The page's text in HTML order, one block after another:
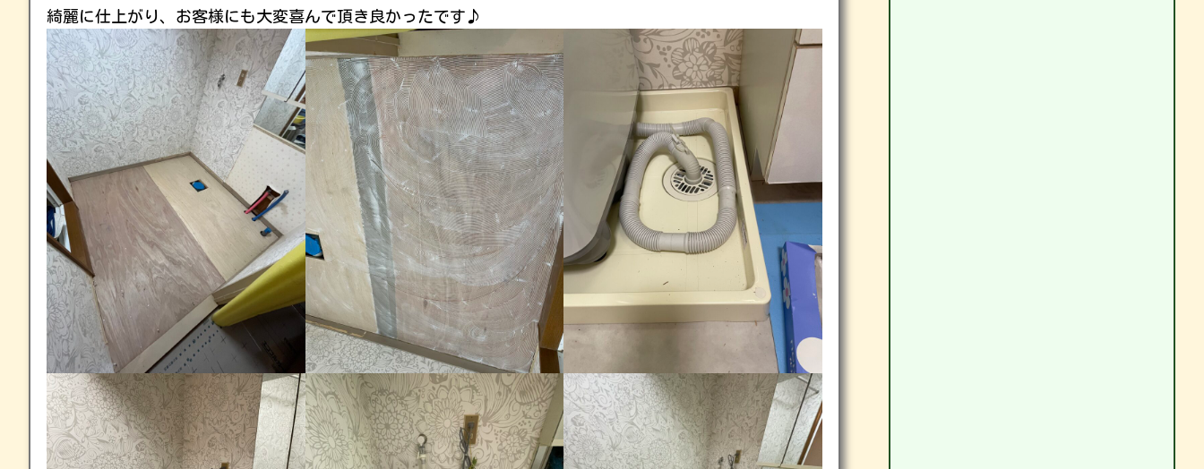
綺麗に仕上がり、お客様にも大変喜んで頂き良かったです♪